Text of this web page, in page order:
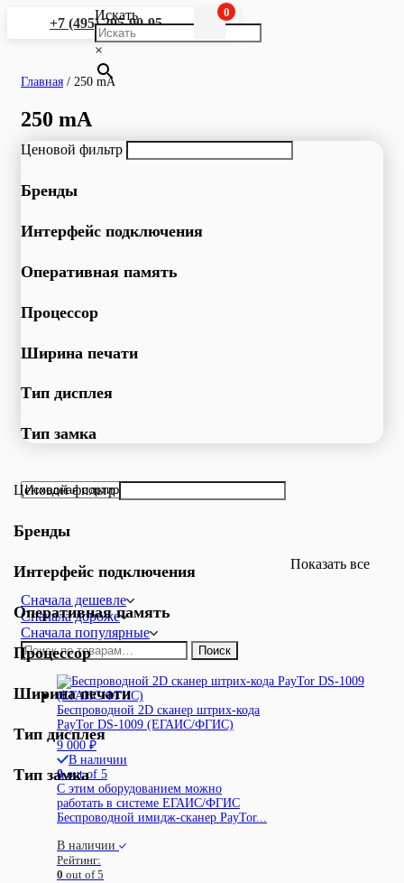
+7 (495) 295-90-95
Искать
×
0
Главная / 250 mA
250 mA
Ценовой фильтр
Бренды
Интерфейс подключения
Оперативная память
Процессор
Ширина печати
Тип дисплея
Тип замка
Ценовой фильтр
Бренды
Интерфейс подключения
Оперативная память
Процессор
Ширина печати
Тип дисплея
Тип замка
Показать все
Сначала дешевле
Сначала дороже
Сначала популярные
Искать:
Поиск
Беспроводной 2D сканер штрих-кода
PayTor DS-1009 (ЕГАИС/ФГИС)
9 000 ₽
В наличии
0out of 5
С этим оборудованием можно
работать в системе ЕГАИС/ФГИС
Беспроводной имидж-сканер PayTor...
В наличии
Рейтинг:
0 out of 5